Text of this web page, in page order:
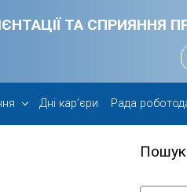
ТА СПРИЯННЯ
Дні кар’єри Рада
Пошук